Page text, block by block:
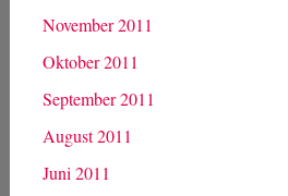
November 2011
Oktober 2011
September 2011
August 2011
Juni 2011